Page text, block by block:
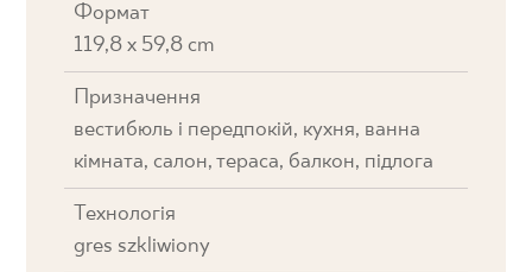
Формат
119,8 x 59,8 cm
Призначення
вестибюль і передпокій, кухня, ванна
кімната, салон, тераса, балкон, підлога
Технологія
gres szkliwiony